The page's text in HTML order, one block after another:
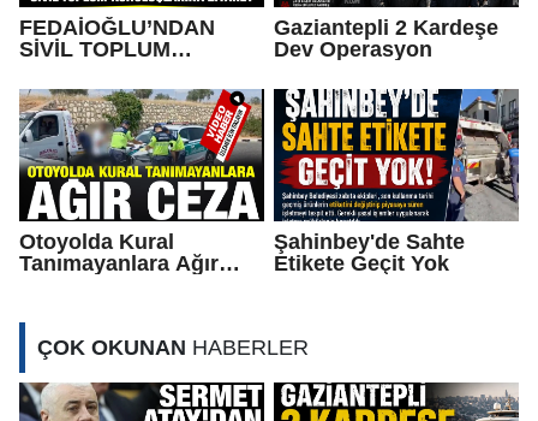
FEDAİOĞLU’NDAN
SİVİL TOPLUM
ZİYARET
Gaziantepli 2 Kardeşe
Dev Operasyon
Otoyolda Kural
Tanımayanlara Ağır
Şahinbey'de Sahte
Etikete Geçit Yok
ÇOK OKUNAN HABERLER